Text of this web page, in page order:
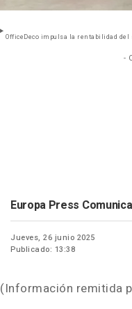
OfficeDeco impulsa la rentabilidad
-
Europa Press
Jueves, 26 junio 2025
Publicado: 13:38
(Información remitida